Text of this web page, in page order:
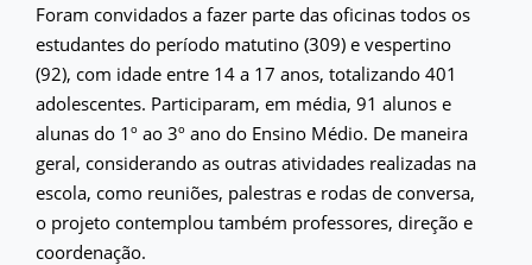
Foram convidados a fazer parte das oficinas todos os
estudantes do período matutino (309) e vespertino
(92), com idade entre 14 a 17 anos, totalizando 401
adolescentes. Participaram, em média, 91 alunos e
alunas do 1º ao 3º ano do Ensino Médio. De maneira
geral, considerando as outras atividades realizadas na
escola, como reuniões, palestras e rodas de conversa,
o projeto contemplou também professores, direção e
coordenação.